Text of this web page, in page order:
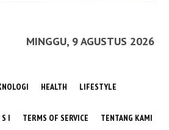
MINGGU, 9 AGUSTUS 2026
HEALTH LIFESTYLE
S I TERMS OF SERVICE TENTANG KAMI